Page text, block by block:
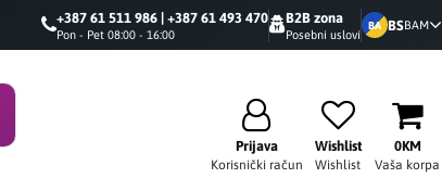
+387 61 511 986 | +387 61 493 470
Pon - Pet 08:00 - 16:00
B2B zona
Posebni uslovi
BA BSBAM
Prijava
Korisnički račun
Wishlist
Wishlist
0KM
Vaša korpa